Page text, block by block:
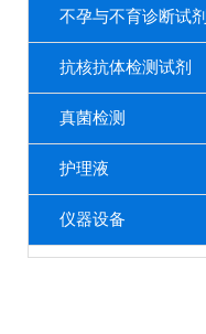
不孕与不育诊断试剂
抗核抗体检测试剂
真菌检测
护理液
仪器设备